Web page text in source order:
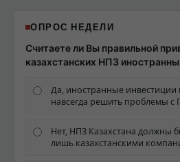
ОПРОС НЕДЕЛИ
Считаете ли Вы правильной
казахстанских НПЗ
Да, иностранные инвестиции
навсегда решить проблемы с
Нет, НПЗ Казахстана должны
лишь казахстанскими